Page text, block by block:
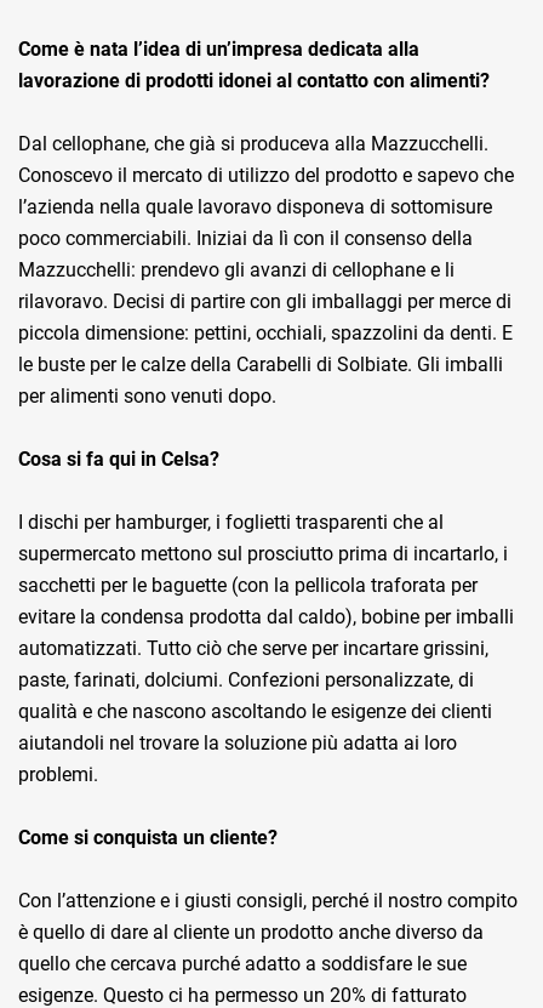
Come è nata l’idea di un’impresa dedicata alla
lavorazione di prodotti idonei al contatto con alimenti?
Dal cellophane, che già si produceva alla Mazzucchelli.
Conoscevo il mercato di utilizzo del prodotto e sapevo che
l’azienda nella quale lavoravo disponeva di sottomisure
poco commerciabili. Iniziai da lì con il consenso della
Mazzucchelli: prendevo gli avanzi di cellophane e li
rilavoravo. Decisi di partire con gli imballaggi per merce di
piccola dimensione: pettini, occhiali, spazzolini da denti. E
le buste per le calze della Carabelli di Solbiate. Gli imballi
per alimenti sono venuti dopo.
Cosa si fa qui in Celsa?
I dischi per hamburger, i foglietti trasparenti che al
supermercato mettono sul prosciutto prima di incartarlo, i
sacchetti per le baguette (con la pellicola traforata per
evitare la condensa prodotta dal caldo), bobine per imballi
automatizzati. Tutto ciò che serve per incartare grissini,
paste, farinati, dolciumi. Confezioni personalizzate, di
qualità e che nascono ascoltando le esigenze dei clienti
aiutandoli nel trovare la soluzione più adatta ai loro
problemi.
Come si conquista un cliente?
Con l’attenzione e i giusti consigli, perché il nostro compito
è quello di dare al cliente un prodotto anche diverso da
quello che cercava purché adatto a soddisfare le sue
esigenze. Questo ci ha permesso un 20% di fatturato